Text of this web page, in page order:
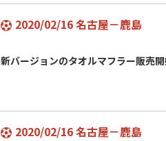
2020/02/16 名古屋－鹿島
新バージョンのタオルマフラー販売
2020/02/16 名古屋－鹿島